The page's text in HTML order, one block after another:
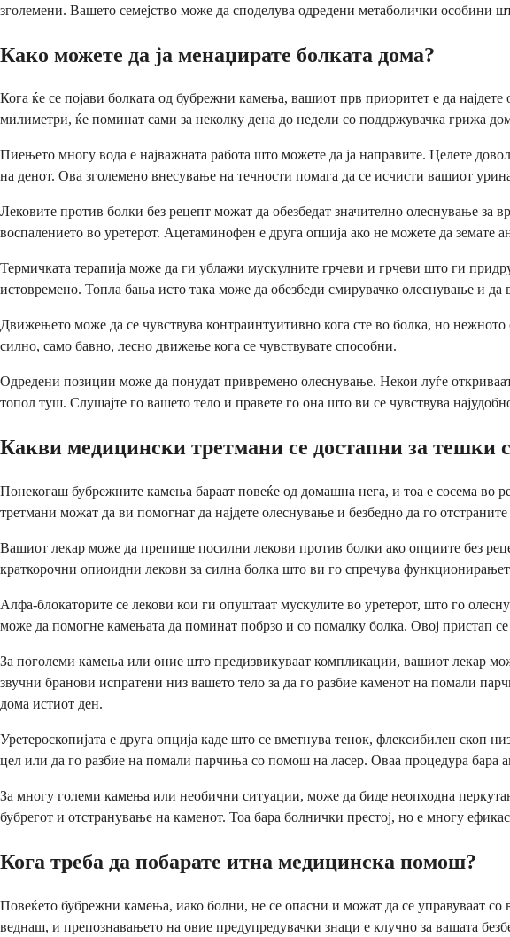
зголемени. Вашето семејство може да споделува одредени метаболички особини
Како можете да ја менаџирате болката дома?
Кога ќе се појави болката од бубрежни камења, вашиот прв приоритет е да
милиметри, ќе поминат сами за неколку дена до недели со поддржувачка грижа
Пиењето многу вода е најважната работа што можете да ја направите. Целете
на денот. Ова зголемено внесување на течности помага да се исчисти вашиот
Лековите против болки без рецепт можат да обезбедат значително олеснување
воспалението во уретерот. Ацетаминофен е друга опција ако не можете да земате
Термичката терапија може да ги ублажи мускулните грчеви и грчеви што ги
истовремено. Топла бања исто така може да обезбеди смирувачко олеснување и
Движењето може да се чувствува контраинтуитивно кога сте во болка, но
силно, само бавно, лесно движење кога се чувствувате способни.
Одредени позиции може да понудат привремено олеснување. Некои луѓе
топол туш. Слушајте го вашето тело и правете го она што ви се чувствува
Какви медицински третмани се достапни за тешки
Понекогаш бубрежните камења бараат повеќе од домашна нега, и тоа е сосема во
третмани можат да ви помогнат да најдете олеснување и безбедно да го
Вашиот лекар може да препише посилни лекови против болки ако опциите без
краткорочни опиоидни лекови за силна болка што ви го спречува
Алфа-блокаторите се лекови кои ги опуштаат мускулите во уретерот, што го
може да помогне камењата да поминат побрзо и со помалку болка. Овој пристап
За поголеми камења или оние што предизвикуваат компликации, вашиот лекар
звучни бранови испратени низ вашето тело за да го разбие каменот на помали
дома истиот ден.
Уретероскопијата е друга опција каде што се вметнува тенок, флексибилен скоп
цел или да го разбие на помали парчиња со помош на ласер. Оваа процедура бара
За многу големи камења или необични ситуации, може да биде неопходна
бубрегот и отстранување на каменот. Тоа бара болнички престој, но е многу
Кога треба да побарате итна медицинска помош?
Повеќето бубрежни камења, иако болни, не се опасни и можат да се управуваат
веднаш, и препознавањето на овие предупредувачки знаци е клучно за вашата